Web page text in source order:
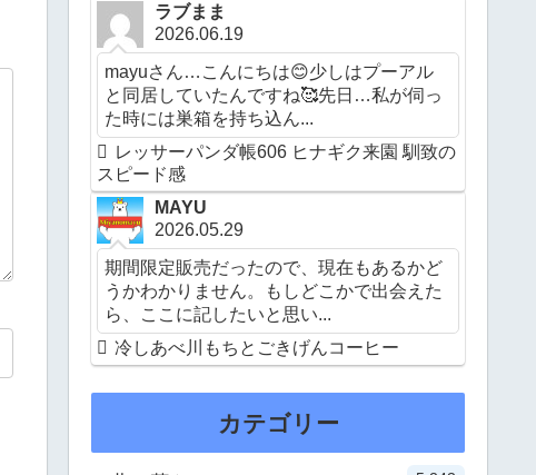
ラブまま
2026.06.19
mayuさん…こんにちは😊少しはプーアル
と同居していたんですね🥰先日…私が伺っ
た時には巣箱を持ち込ん...
レッサーパンダ帳606 ヒナギク来園 馴致の
スピード感
MAYU
2026.05.29
期間限定販売だったので、現在もあるかど
うかわかりません。もしどこかで出会えた
ら、ここに記したいと思い...
冷しあべ川もちとごきげんコーヒー
カテゴリー